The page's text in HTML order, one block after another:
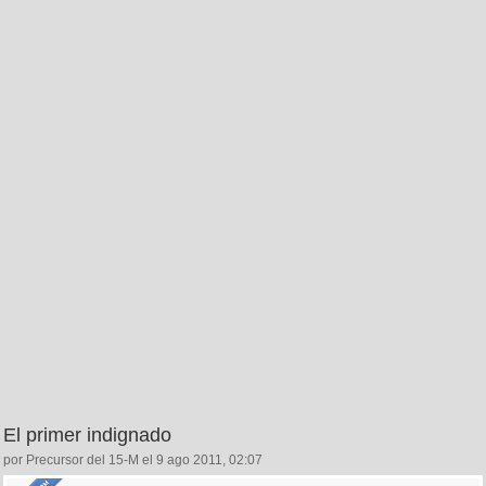
El primer indignado
por Precursor del 15-M el 9 ago 2011, 02:07